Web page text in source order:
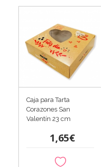
Caja para Tarta
Corazones San
Valentín 23 cm
1,65€